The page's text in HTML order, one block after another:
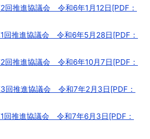
推進協議会 令和6年1月12日[PDF：
推進協議会 令和6年5月28日[PDF：
推進協議会 令和6年10月7日[PDF：
推進協議会 令和7年2月3日[PDF：
推進協議会 令和7年6月3日[PDF：